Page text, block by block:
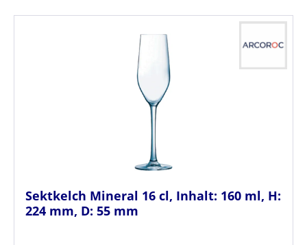
Sektkelch Mineral 16 cl, Inhalt: 160 ml, H:
224 mm, D: 55 mm